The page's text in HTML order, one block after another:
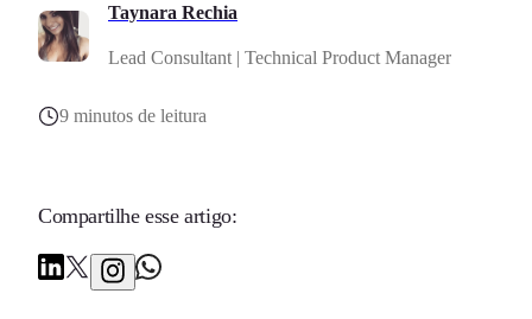
Taynara Rechia
Lead Consultant | Technical Product Manager
9 minutos de leitura
Compartilhe esse artigo: